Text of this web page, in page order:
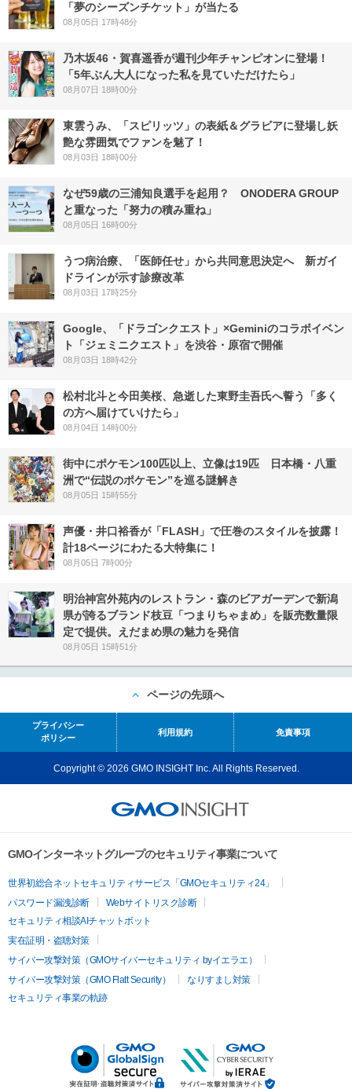
「夢のシーズンチケット」が当たる
08月05日 17時48分
乃木坂46・賀喜遥香が週刊少年チャンピオンに登場！
「5年ぶん大人になった私を見ていただけたら」
08月07日 18時00分
東雲うみ、「スピリッツ」の表紙＆グラビアに登場し妖
艶な雰囲気でファンを魅了！
08月03日 18時00分
なぜ59歳の三浦知良選手を起用？ ONODERA GROUP
と重なった「努力の積み重ね」
08月05日 16時00分
うつ病治療、「医師任せ」から共同意思決定へ 新ガイ
ドラインが示す診療改革
08月03日 17時25分
Google、「ドラゴンクエスト」×Geminiのコラボイベン
ト「ジェミニクエスト」を渋谷・原宿で開催
08月03日 18時42分
松村北斗と今田美桜、急逝した東野圭吾氏へ誓う「多く
の方へ届けていけたら」
08月04日 14時00分
街中にポケモン100匹以上、立像は19匹 日本橋・八重
洲で“伝説のポケモン”を巡る謎解き
08月05日 15時55分
声優・井口裕香が「FLASH」で圧巻のスタイルを披露！
計18ページにわたる大特集に！
08月05日 7時00分
明治神宮外苑内のレストラン・森のビアガーデンで新潟
県が誇るブランド枝豆「つまりちゃまめ」を販売数量限
定で提供。えだまめ県の魅力を発信
08月05日 15時51分
ページの先頭へ
プライバシー
ポリシー
利用規約 免責事項
Copyright © 2026 GMO INSIGHT Inc. All Rights Reserved.
GMOインターネットグループのセキュリティ事業について
世界初総合ネットセキュリティサービス「GMOセキュリティ24」
パスワード漏洩診断
Webサイトリスク診断
セキュリティ相談AIチャットボット
実在証明・盗聴対策
サイバー攻撃対策（GMOサイバーセキュリティ byイエラエ）
サイバー攻撃対策（GMO Flatt Security）
なりすまし対策
セキュリティ事業の軌跡